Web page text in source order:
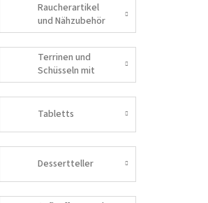
Raucherartikel
und Nähzubehör
Terrinen und
Schüsseln mit
Deckel
Tabletts
Dessertteller